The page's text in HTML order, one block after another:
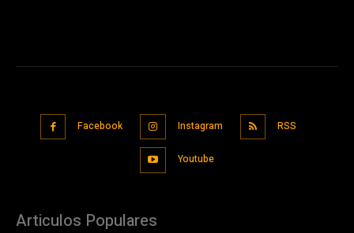
Facebook Instagram RSS
Youtube
Articulos Populares